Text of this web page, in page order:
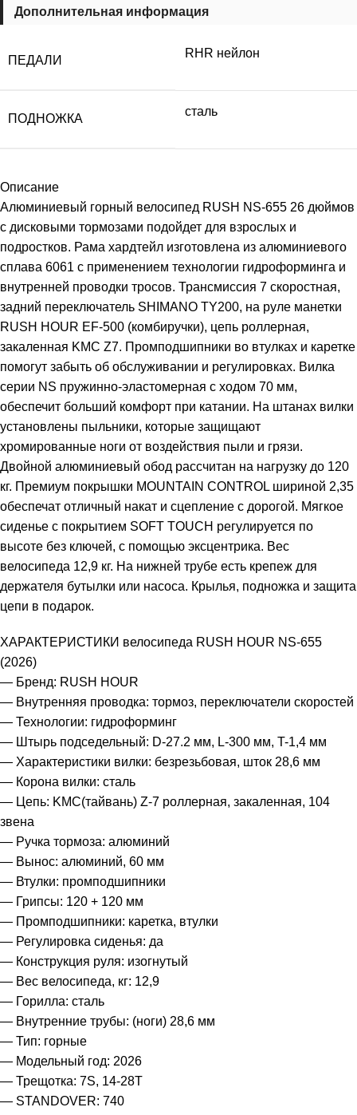
Дополнительная информация
ПЕДАЛИ
RHR нейлон
ПОДНОЖКА
сталь
Описание
Алюминиевый горный велосипед RUSH NS-655 26 дюймов
с дисковыми тормозами подойдет для взрослых и
подростков. Рама хардтейл изготовлена из алюминиевого
сплава 6061 с применением технологии гидроформинга и
внутренней проводки тросов. Трансмиссия 7 скоростная,
задний переключатель SHIMANO TY200, на руле манетки
RUSH HOUR EF-500 (комбиручки), цепь роллерная,
закаленная KMC Z7. Промподшипники во втулках и каретке
помогут забыть об обслуживании и регулировках. Вилка
серии NS пружинно-эластомерная с ходом 70 мм,
обеспечит больший комфорт при катании. На штанах вилки
установлены пыльники, которые защищают
хромированные ноги от воздействия пыли и грязи.
Двойной алюминиевый обод рассчитан на нагрузку до 120
кг. Премиум покрышки MOUNTAIN CONTROL шириной 2,35
обеспечат отличный накат и сцепление с дорогой. Мягкое
сиденье с покрытием SOFT TOUCH регулируется по
высоте без ключей, с помощью эксцентрика. Вес
велосипеда 12,9 кг. На нижней трубе есть крепеж для
держателя бутылки или насоса. Крылья, подножка и защита
цепи в подарок.
ХАРАКТЕРИСТИКИ велосипеда RUSH HOUR NS-655
(2026)
— Бренд: RUSH HOUR
— Внутренняя проводка: тормоз, переключатели скоростей
— Технологии: гидроформинг
— Штырь подседельный: D-27.2 мм, L-300 мм, T-1,4 мм
— Характеристики вилки: безрезьбовая, шток 28,6 мм
— Корона вилки: сталь
— Цепь: KMC(тайвань) Z-7 роллерная, закаленная, 104
звена
— Ручка тормоза: алюминий
— Вынос: алюминий, 60 мм
— Втулки: промподшипники
— Грипсы: 120 + 120 мм
— Промподшипники: каретка, втулки
— Регулировка сиденья: да
— Конструкция руля: изогнутый
— Вес велосипеда, кг: 12,9
— Горилла: сталь
— Внутренние трубы: (ноги) 28,6 мм
— Тип: горные
— Модельный год: 2026
— Трещотка: 7S, 14-28T
— STANDOVER: 740